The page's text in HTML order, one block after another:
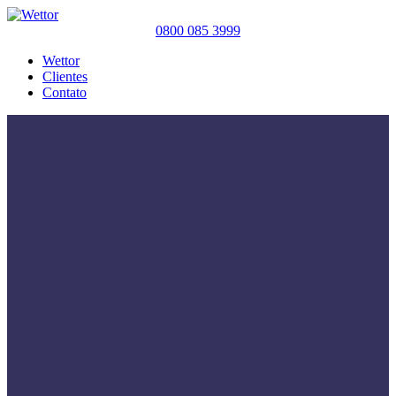
0800 085 3999
Wettor
Clientes
Contato